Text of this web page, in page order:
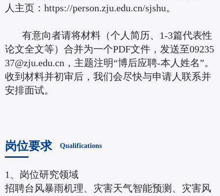
人主页： https://person.zju.edu.cn/sjshu。
有意向者请将材料（个人简历、1-3篇代表性
论文全文等）合并为一个PDF文件，发送至09235
37@zju.edu.cn，主题注明“博后应聘-本人姓名”。
收到材料并初审后，我们会尽快与申请人联系并
安排面试。
岗位要求 Qualifications
1、岗位研究领域
招聘台风暴雨机理、灾害天气智能预测、灾害风